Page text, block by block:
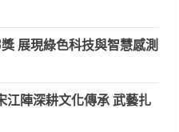
展現綠色科技與智慧感測
江陣深耕文化傳承 武藝扎